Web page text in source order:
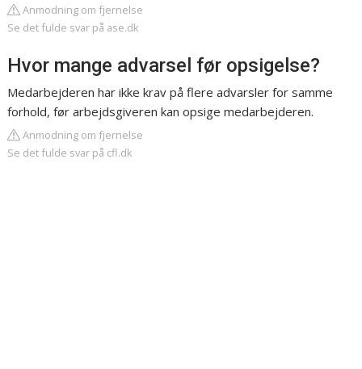
Anmodning om fjernelse
Se det fulde svar på ase.dk
Hvor mange advarsel før opsigelse?
Medarbejderen har ikke krav på flere advarsler for samme
forhold, før arbejdsgiveren kan opsige medarbejderen.
Anmodning om fjernelse
Se det fulde svar på cfl.dk